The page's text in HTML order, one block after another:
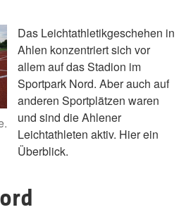
Das Leichtathletikgeschehen in
Ahlen konzentriert sich vor
allem auf das Stadion im
Sportpark Nord. Aber auch auf
anderen Sportplätzen waren
und sind die Ahlener
Leichtathleten aktiv. Hier ein
Überblick.